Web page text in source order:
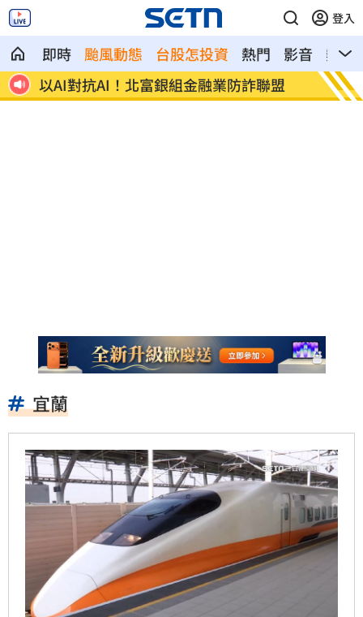
登入
即時 颱風動態 台股怎投資 熱門 影音
熱搜
肉搜黃爸慘了！惹毛輝達下場曝
川普
遊
宜蘭